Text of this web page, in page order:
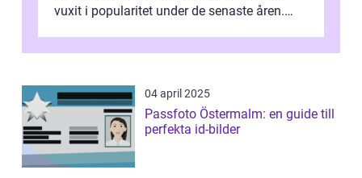
vuxit i popularitet under de senaste åren.
04 april 2025
Passfoto Östermalm: en guide till
perfekta id-bilder